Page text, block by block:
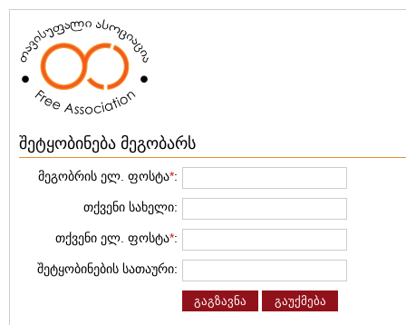
შეტყობინება მეგობარს
მეგობრის ელ. ფოსტა*:
თქვენი სახელი:
თქვენი ელ. ფოსტა*:
შეტყობინების სათაური:
გაგზავნა გაუქმება